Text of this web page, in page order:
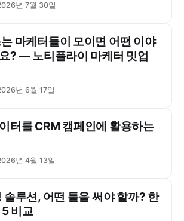
년 7월 30일
마케터들이 모이면 어떤 이야
? ― 노티플라이 마케터 밋업
년 6월 17일
터를 CRM 캠페인에 활용하는
년 4월 13일
솔루션, 어떤 툴을 써야 할까? 한
비교